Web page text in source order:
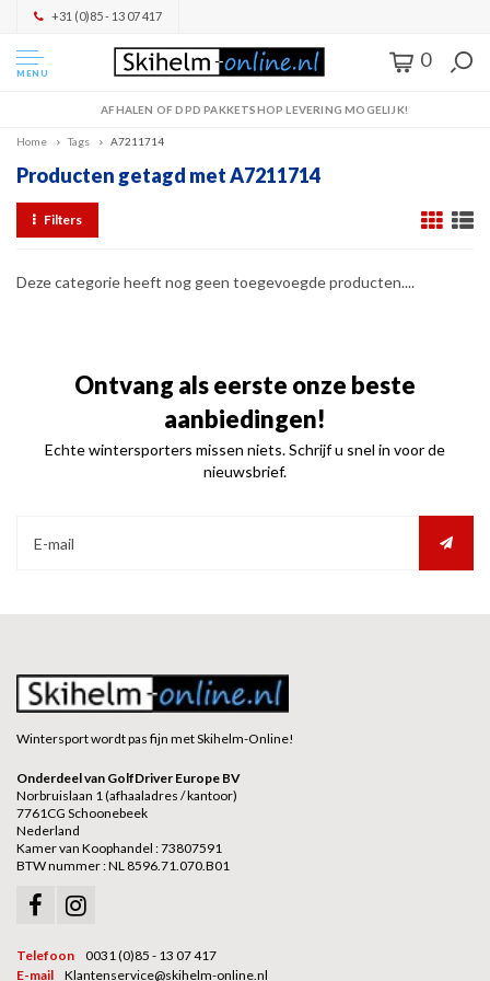
+31 (0)85 - 13 07 417
MENU
0
AFHALEN OF DPD PAKKETSHOP LEVERING MOGELIJK!
Home Tags A7211714
Producten getagd met A7211714
Filters
Deze categorie heeft nog geen toegevoegde producten....
Ontvang als eerste onze beste
aanbiedingen!
Echte wintersporters missen niets. Schrijf u snel in voor de
nieuwsbrief.
Wintersport wordt pas fijn met Skihelm-Online!
Onderdeel van GolfDriver Europe BV
Norbruislaan 1 (afhaaladres / kantoor)
7761CG Schoonebeek
Nederland
Kamer van Koophandel : 73807591
BTW nummer : NL 8596.71.070.B01
Telefoon
0031 (0)85 - 13 07 417
E-mail
Klantenservice@skihelm-online.nl